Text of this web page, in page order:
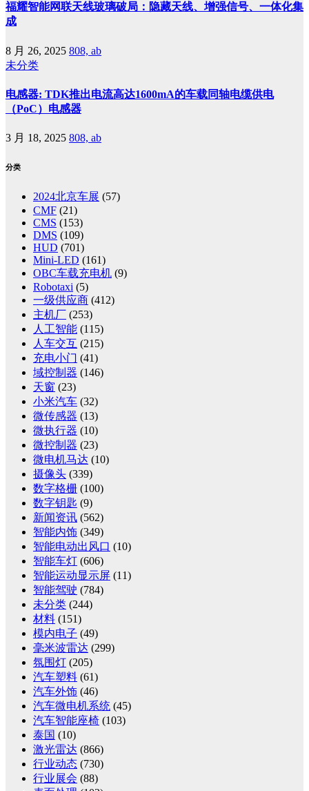
福耀智能网联天线玻璃破局：隐藏天线、增强信号、一体化集
成
8 月 26, 2025 808, ab
未分类
电感器: TDK推出电流高达1600mA的车载同轴电缆供电
（PoC）电感器
3 月 18, 2025 808, ab
分类
2024北京车展 (57)
CMF (21)
CMS (153)
DMS (109)
HUD (701)
Mini-LED (161)
OBC车载充电机 (9)
Robotaxi (5)
一级供应商 (412)
主机厂 (253)
人工智能 (115)
人车交互 (215)
充电小门 (41)
域控制器 (146)
天窗 (23)
小米汽车 (32)
微传感器 (13)
微执行器 (10)
微控制器 (23)
微电机马达 (10)
摄像头 (339)
数字格栅 (100)
数字钥匙 (9)
新闻资讯 (562)
智能内饰 (349)
智能电动出风口 (10)
智能车灯 (606)
智能运动显示屏 (11)
智能驾驶 (784)
未分类 (244)
材料 (151)
模内电子 (49)
毫米波雷达 (299)
氛围灯 (205)
汽车塑料 (61)
汽车外饰 (46)
汽车微电机系统 (45)
汽车智能座椅 (103)
泰国 (10)
激光雷达 (866)
行业动态 (730)
行业展会 (88)